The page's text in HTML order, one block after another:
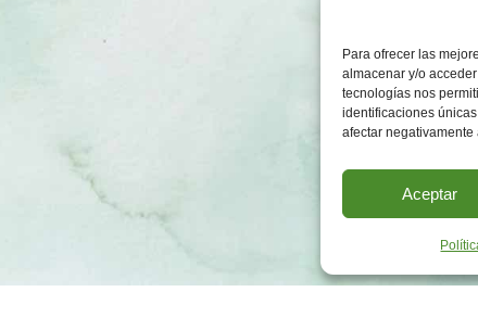
Para ofrecer las
almacenar y/o
tecnologías nos
identificaciones
afectar
Aceptar